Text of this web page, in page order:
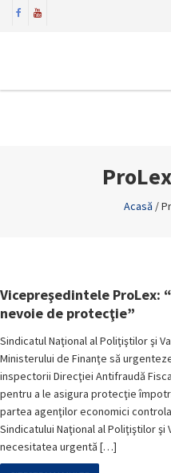
Acasă /
Vicepreşedintele ProLex:
nevoie de protecţie”
Sindicatul Naţional al Poliţiştilor şi
Ministerului de Finanţe să
inspectorii Direcţiei Antifraudă
pentru a le asigura protecţie
partea agenţilor economici
Sindicatului Naţional al Poliţiştilor şi
necesitatea urgentă […]